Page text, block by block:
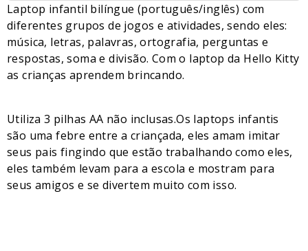
Laptop infantil bilíngue (português/inglês) com
diferentes grupos de jogos e atividades, sendo eles:
música, letras, palavras, ortografia, perguntas e
respostas, soma e divisão. Com o laptop da Hello Kitty
as crianças aprendem brincando.
Utiliza 3 pilhas AA não inclusas.Os laptops infantis
são uma febre entre a criançada, eles amam imitar
seus pais fingindo que estão trabalhando como eles,
eles também levam para a escola e mostram para
seus amigos e se divertem muito com isso.